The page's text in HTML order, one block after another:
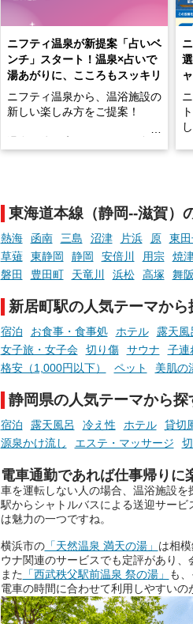
ニフティ温泉が新提案「占いベ
ンチ」スタート！温泉×占いで
湯あがりに、こころもスッキリ
ニフティ温泉から、温浴施設の
新しい楽しみ方をご提案！
手相やタロットなど気軽に楽し
める占いで、“ととのう”おふろ
時間を、もっと特別に。
東海道本線（静岡--滋賀）
熱海 函南 三島 沼津 片浜 原 東
草薙
東静岡 静岡 安倍川 用宗 焼
磐田
豊田町 天竜川 浜松 高塚 舞阪
新居町駅の人気テーマから
宿泊 お食事・食事処 ホテル 露天風
女子旅・女子会
切り傷 サウナ 子連
格安（1,000円以下）
ペット 美肌の
静岡県の人気テーマから探
宿泊 露天風呂 冷え性 ホテル 貸切
源泉かけ流し
エステ・マッサージ
電車通勤であれば仕事帰りに
車を運転しない人の場合、温浴施設
駅からシャトルバスによる送迎サー
は魅力の一つですね。
横浜市の「天然温泉 満天の湯」 は相
ウナ関連のサービスでも定評があり、
また 「西武秩父駅前温泉 祭の湯」
も
電車の時間に合わせて利用しやすいの